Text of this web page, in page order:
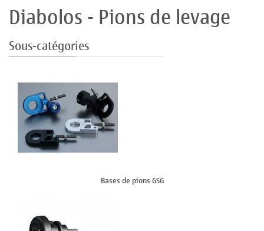
Diabolos - Pions de levage
Sous-catégories
Bases de pions GSG